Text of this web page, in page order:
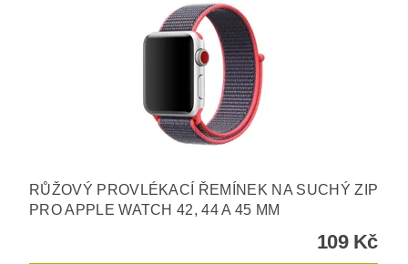
RŮŽOVÝ PROVLÉKACÍ ŘEMÍNEK NA SUCHÝ ZIP
PRO APPLE WATCH 42, 44 A 45 MM
109 Kč